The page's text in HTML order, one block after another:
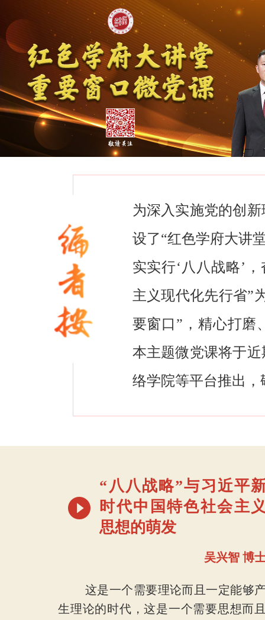
为深入实施党的创
设了“红色学府大讲
实实行‘八八战略’
主义现代化先行省”
要窗口”，精心打磨
本主题微党课将于
络学院等平台推出，
“八八战略”与习近平
时代中国特色社会主
思想的萌发
吴兴智 博
这是一个需要理论而且一定能够
生理论的时代，这是一个需要思想而